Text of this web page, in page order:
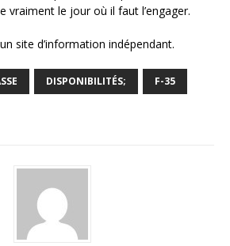
vraiment le jour où il faut l’engager.
site d’information indépendant.
DISPONIBILITÉS; F-35